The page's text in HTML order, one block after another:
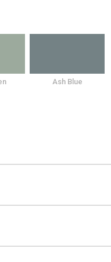
Ash Blue